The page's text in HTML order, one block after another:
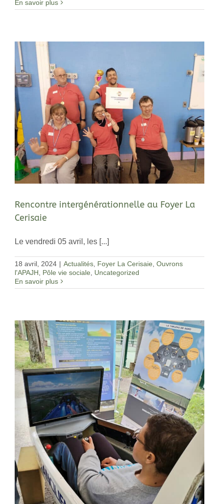
En savoir plus
Rencontre intergénérationnelle au Foyer La
Cerisaie
Le vendredi 05 avril, les [...]
18 avril, 2024 | Actualités, Foyer La Cerisaie, Ouvrons
l'APAJH, Pôle vie sociale, Uncategorized
En savoir plus